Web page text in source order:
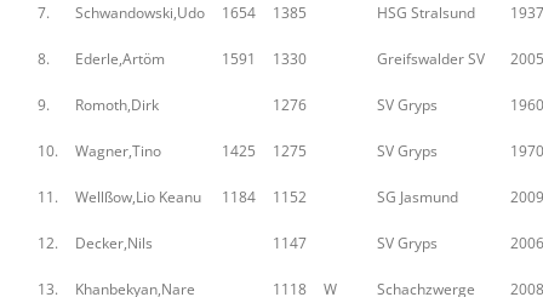
7. Schwandowski,Udo 1654 1385 HSG Stralsund 1937
8. Ederle,Artöm 1591 1330 Greifswalder SV 2005
9. Romoth,Dirk 1276 SV Gryps 1960
10. Wagner,Tino 1425 1275 SV Gryps 1970
11. Wellßow,Lio Keanu 1184 1152 SG Jasmund 2009
12. Decker,Nils 1147 SV Gryps 2006
13. Khanbekyan,Nare 1118 W
Schachzwerge
2008